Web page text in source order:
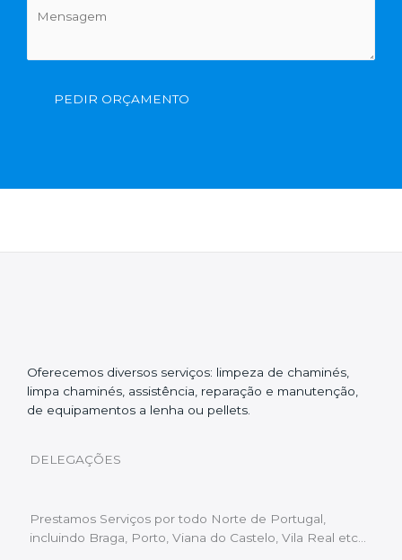
PEDIR ORÇAMENTO
Oferecemos diversos serviços: limpeza de chaminés,
limpa chaminés, assistência, reparação e manutenção,
de equipamentos a lenha ou pellets.
DELEGAÇÕES
Prestamos Serviços por todo Norte de Portugal,
incluindo Braga, Porto, Viana do Castelo, Vila Real etc…